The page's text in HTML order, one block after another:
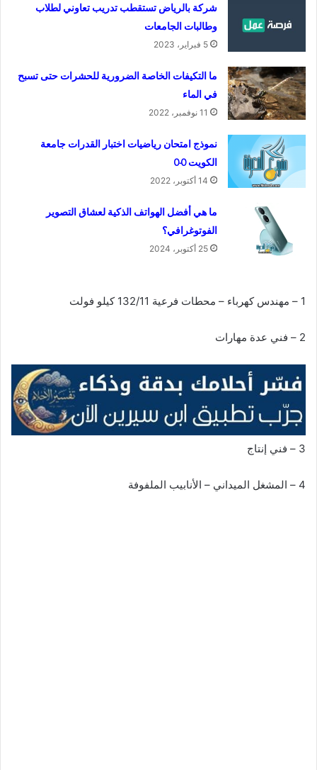
‏شركة بالرياض تستقطب تدريب تعاوني لطلاب
وطالبات الجامعات
5 فبراير، 2023
ما التكيفات الخاصة الضرورية للحشرات حتى تسبح
في الماء
11 نوفمبر، 2022
نموذج امتحان رياضيات اختبار القدرات جامعة
الكويت 0-0
14 أكتوبر، 2022
ما هي أفضل الهواتف الذكية لعشاق التصوير
الفوتوغرافي؟
25 أكتوبر، 2024
1 – مهندس كهرباء – محطات فرعية 132/11 كيلو فولت
2 – فني عدة مهارات
3 – فني إنتاج
4 – المشغل الميداني – الأنابيب الملفوفة